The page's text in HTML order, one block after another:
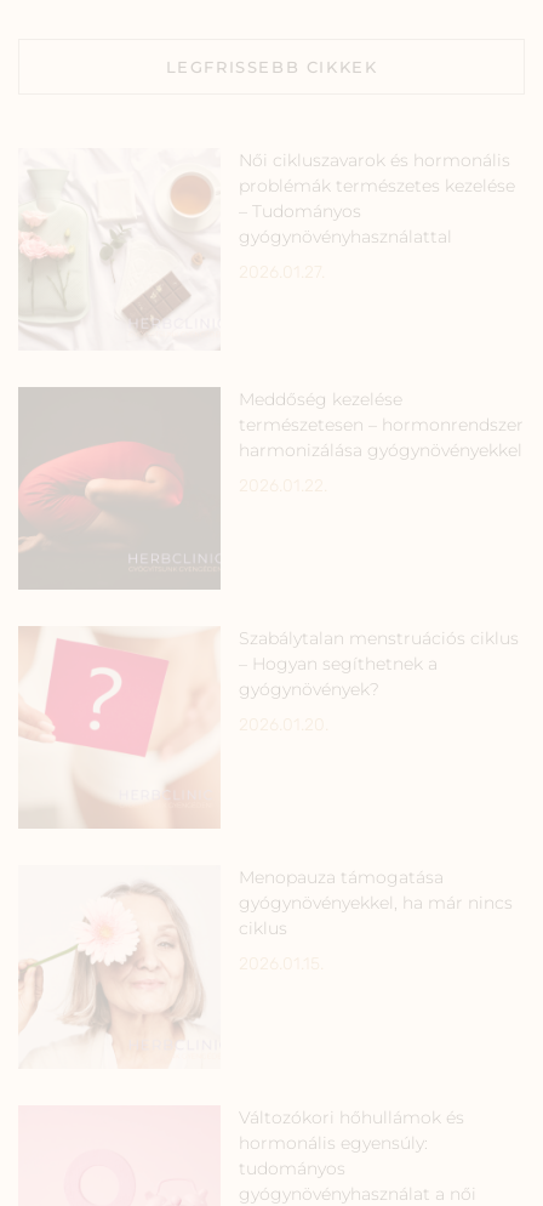
LEGFRISSEBB CIKKEK
Női cikluszavarok és hormonális
problémák természetes kezelése
– Tudományos
gyógynövényhasználattal
Meddőség kezelése
természetesen – hormonrendszer
harmonizálása gyógynövényekkel
Szabálytalan menstruációs ciklus
– Hogyan segíthetnek a
gyógynövények?
Menopauza támogatása
gyógynövényekkel, ha már nincs
ciklus
Változókori hőhullámok és
hormonális egyensúly:
tudományos
gyógynövényhasználat a női